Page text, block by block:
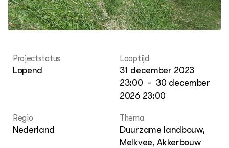
Nieuws
Nieuwsbrief
Agenda
ZIE OOK
Leermateriaal op niveau
OVER
Projectstatus
Lopend
Looptijd
31 december 2023
23:00 - 30 december
2026 23:00
Regio
Nederland
Thema
Duurzame landbouw,
Melkvee, Akkerbouw